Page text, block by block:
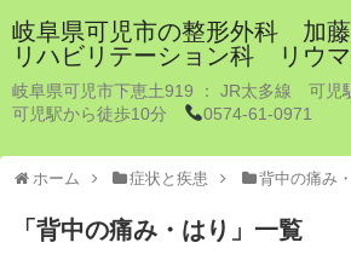
岐阜県可児市の整形外科 加
リハビリテーション科 リウ
岐阜県可児市下恵土919 ： JR太多線 可
可児駅から徒歩10分
0574-61-0971
ホーム 症状と疾患 背中の痛み
「 背中の痛み・はり 」 一覧